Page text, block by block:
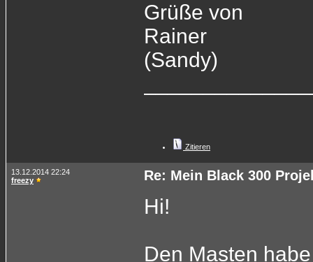
Grüße von
Rainer
(Sandy)
Zitieren
13.12.2014 22:24
freezy
Re: Mein Black 300
Hi!
Den Masten